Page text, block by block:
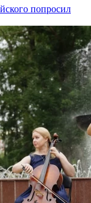
попросил